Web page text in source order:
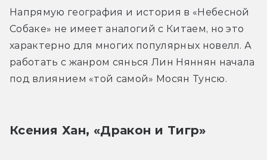
Напрямую география и история в «Небесной
Собаке» не имеет аналогий с Китаем, но это
характерно для многих популярных новелл. А
работать с жанром сянься Лин Няннян начала
под влиянием «той самой» Мосян Тунсю.
Ксения Хан, «Дракон и Тигр»